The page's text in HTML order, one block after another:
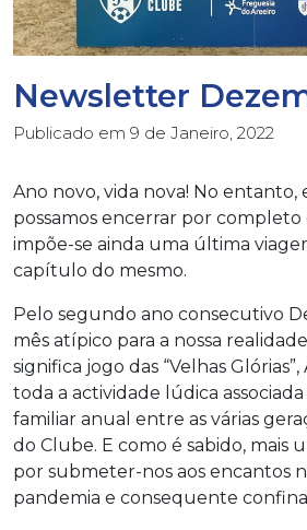
Newsletter
Publicado em 9 de Janeiro, 2022
Ano novo, vida nova! No entanto,
possamos encerrar por completo
impõe-se ainda uma última
capítulo do mesmo.
Pelo segundo ano consecutivo
mês atípico para a nossa
significa jogo das “Velhas
toda a actividade lúdica
familiar anual entre as várias
do Clube. E como é sabido, mais
por submeter-nos aos encantos
pandemia e consequente